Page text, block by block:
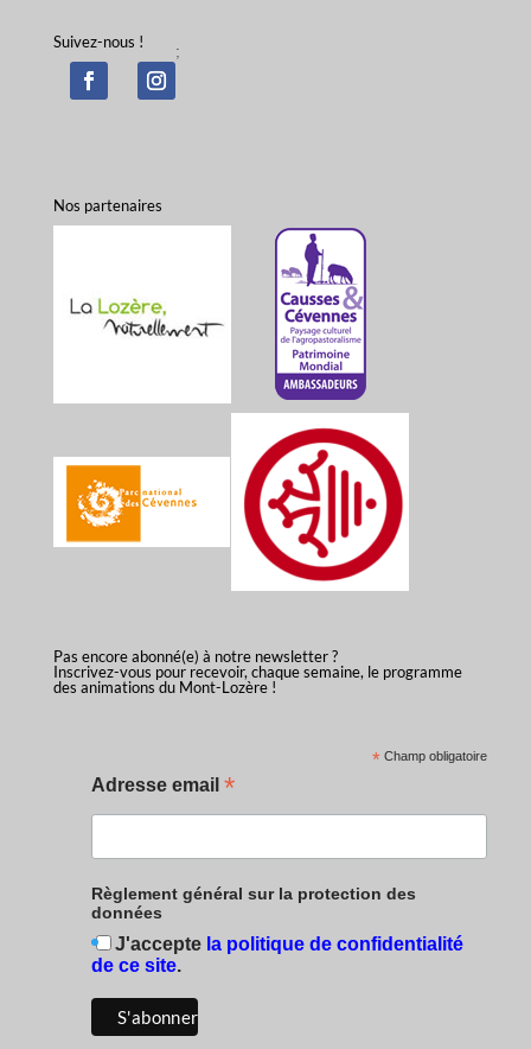
Suivez-nous ! ;
Nos partenaires
Pas encore abonné(e) à notre newsletter ?
Inscrivez-vous pour recevoir, chaque semaine, le programme
des animations du Mont-Lozère !
*Champ obligatoire
Adresse email *
Règlement général sur la protection des
données
J'accepte la politique de confidentialité
de ce site.